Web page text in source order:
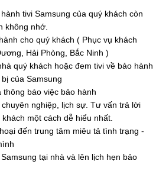
tivi Samsung của quý khách còn
không nhớ.
cho quý khách ( Phục vụ khách
Hải Phòng, Bắc Ninh )
quý khách hoặc đem tivi về bảo hành
của Samsung
thông báo việc bảo hành
nghiệp, lịch sự. Tư vấn trả lời
một cách dễ hiểu nhất.
đến trung tâm miêu tả tình trạng -
tại nhà và lên lịch hẹn bảo